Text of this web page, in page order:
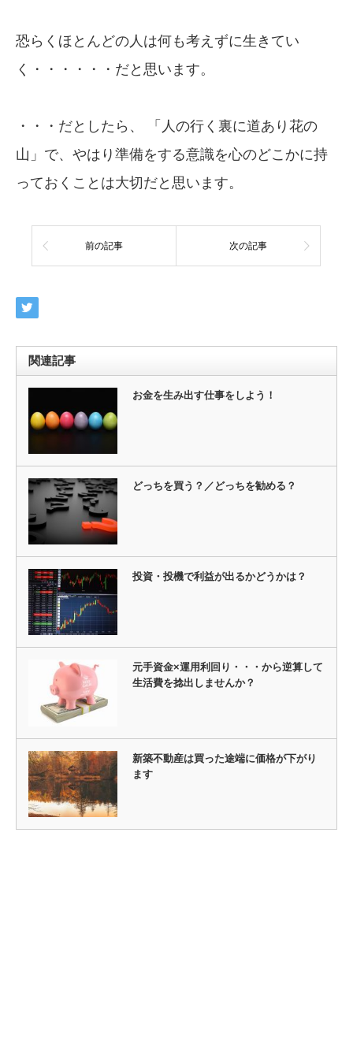
恐らくほとんどの人は何も考えずに生きてい
く・・・・・・だと思います。
・・・だとしたら、 「人の行く裏に道あり花の
山」で、やはり準備をする意識を心のどこかに持
っておくことは大切だと思います。
前の記事 次の記事
関連記事
お金を生み出す仕事をしよう！
どっちを買う？／どっちを勧める？
投資・投機で利益が出るかどうかは？
元手資金×運用利回り・・・から逆算して
生活費を捻出しませんか？
新築不動産は買った途端に価格が下がり
ます